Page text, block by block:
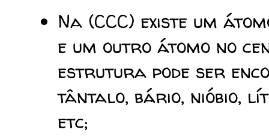
Na (CCC) existe um
e um outro átomo no
estrutura pode ser
tântalo, bário, nióbio,
etc;